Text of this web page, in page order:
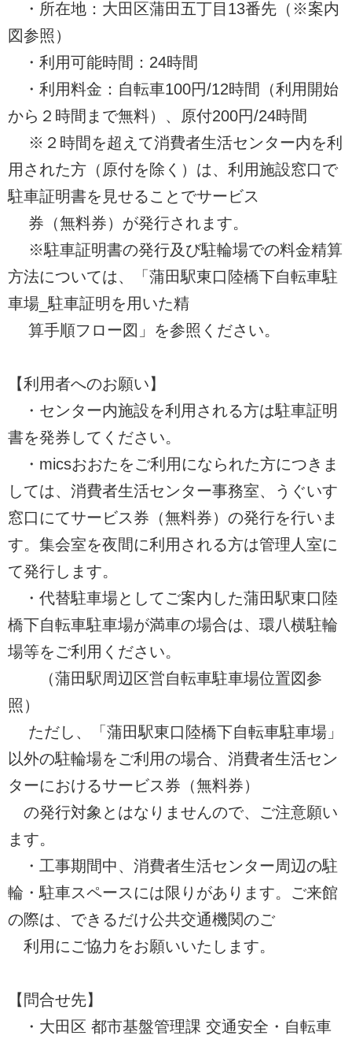
・所在地：大田区蒲田五丁目13番先（※案内
図参照）
・利用可能時間：24時間
・利用料金：自転車100円/12時間（利用開始
から２時間まで無料）、原付200円/24時間
※２時間を超えて消費者生活センター内を利
用された方（原付を除く）は、利用施設窓口で
駐車証明書を見せることでサービス
券（無料券）が発行されます。
※駐車証明書の発行及び駐輪場での料金精算
方法については、「蒲田駅東口陸橋下自転車駐
車場_駐車証明を用いた精
算手順フロー図」を参照ください。
【利用者へのお願い】
・センター内施設を利用される方は駐車証明
書を発券してください。
・micsおおたをご利用になられた方につきま
しては、消費者生活センター事務室、うぐいす
窓口にてサービス券（無料券）の発行を行いま
す。集会室を夜間に利用される方は管理人室に
て発行します。
・代替駐車場としてご案内した蒲田駅東口陸
橋下自転車駐車場が満車の場合は、環八横駐輪
場等をご利用ください。
（蒲田駅周辺区営自転車駐車場位置図参
照）
ただし、「蒲田駅東口陸橋下自転車駐車場」
以外の駐輪場をご利用の場合、消費者生活セン
ターにおけるサービス券（無料券）
の発行対象とはなりませんので、ご注意願い
ます。
・工事期間中、消費者生活センター周辺の駐
輪・駐車スペースには限りがあります。ご来館
の際は、できるだけ公共交通機関のご
利用にご協力をお願いいたします。
【問合せ先】
・大田区 都市基盤管理課 交通安全・自転車